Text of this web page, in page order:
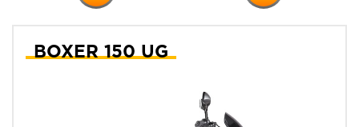
BOXER 150 UG